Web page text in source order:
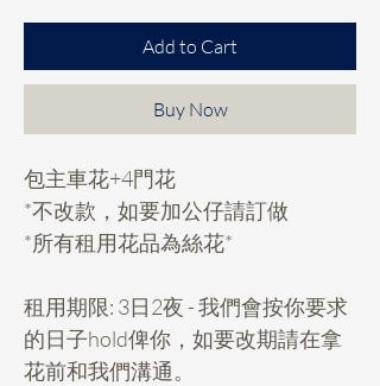
Add to Cart
Buy Now
包主車花+4門花
*不改款，如要加公仔請訂做
*所有租用花品為絲花*
租用期限: 3日2夜 - 我們會按你要求
的日子hold俾你，如要改期請在拿
花前和我們溝通。